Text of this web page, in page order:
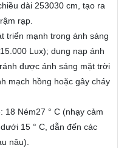
dài 253030 cm, tạo ra
rạp.
triển mạnh trong ánh sáng
Lux); dung nạp ánh
được ánh sáng mặt trời
mạch hồng hoặc gây cháy
18 Ném27 ° C (nhạy cảm
15 ° C, dẫn đến các
nâu).